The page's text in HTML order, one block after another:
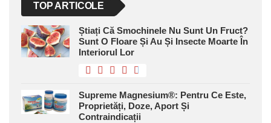
TOP ARTICOLE
Știați Că Smochinele Nu Sunt Un Fruct?
Sunt O Floare Și Au Și Insecte Moarte În
Interiorul Lor
Supreme Magnesium®: Pentru Ce Este,
Proprietăți, Doze, Aport Și
Contraindicații